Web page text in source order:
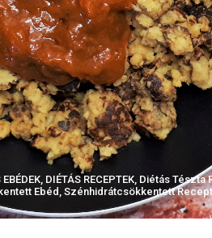
DIÉTÁS RECEPTEK Diétás Tészta
Ebéd Szénhidrátcsökkentett